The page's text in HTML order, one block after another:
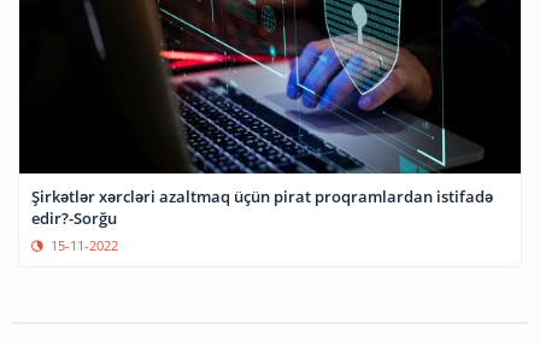
Şirkətlər xərcləri azaltmaq üçün pirat proqramlardan istifadə
edir?-Sorğu
15-11-2022